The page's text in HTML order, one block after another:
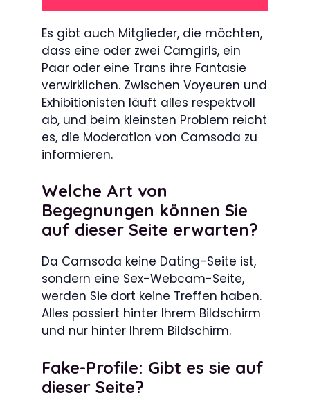
Es gibt auch Mitglieder, die möchten,
dass eine oder zwei Camgirls, ein
Paar oder eine Trans ihre Fantasie
verwirklichen. Zwischen Voyeuren und
Exhibitionisten läuft alles respektvoll
ab, und beim kleinsten Problem reicht
es, die Moderation von Camsoda zu
informieren.
Welche Art von
Begegnungen können Sie
auf dieser Seite erwarten?
Da Camsoda keine Dating-Seite ist,
sondern eine Sex-Webcam-Seite,
werden Sie dort keine Treffen haben.
Alles passiert hinter Ihrem Bildschirm
und nur hinter Ihrem Bildschirm.
Fake-Profile: Gibt es sie auf
dieser Seite?